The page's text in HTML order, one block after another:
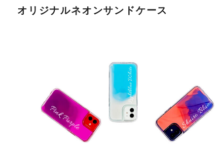
オリジナルネオンサンドケース